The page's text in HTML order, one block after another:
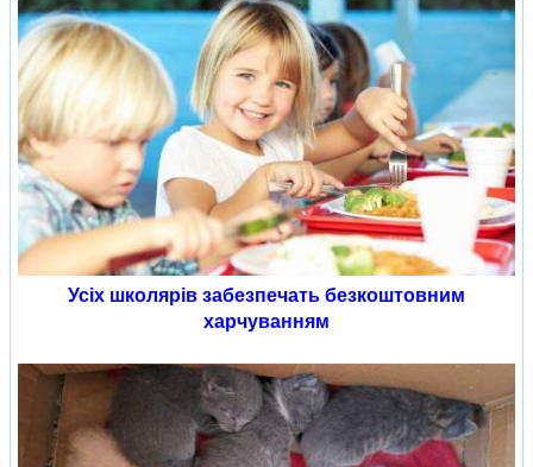
Усіх школярів забезпечать безкоштовним
харчуванням